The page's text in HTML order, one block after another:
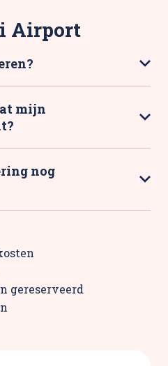
Airport
mijn
nog
gereserveerd